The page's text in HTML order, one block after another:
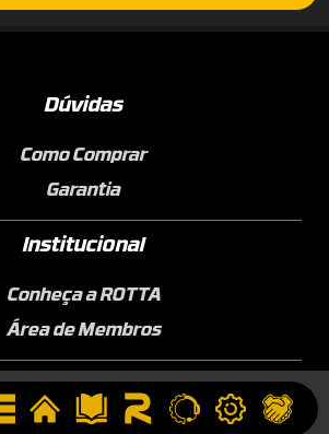
Dúvidas
Como Comprar
Garantia
Institucional
Conheça a ROTTA
Área de Membros
Sobre a Empresa